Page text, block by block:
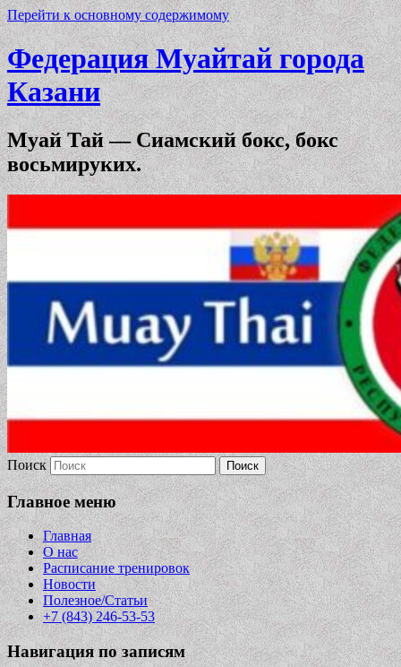
Перейти к основному содержимому
Федерация Муайтай города
Казани
Муай Тай — Сиамский бокс, бокс
восьмируких.
Поиск
Главное меню
Главная
О нас
Расписание тренировок
Новости
Полезное/Статьи
+7 (843) 246-53-53
Навигация по записям